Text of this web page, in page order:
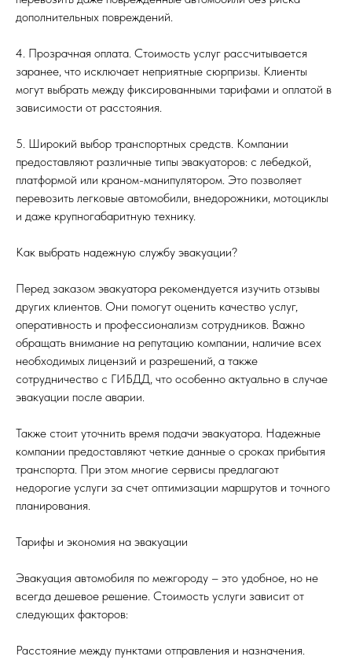
дополнительных повреждений.
4. Прозрачная оплата. Стоимость услуг рассчитывается
заранее, что исключает неприятные сюрпризы. Клиенты
могут выбрать между фиксированными тарифами и оплатой в
зависимости от расстояния.
5. Широкий выбор транспортных средств. Компании
предоставляют различные типы эвакуаторов: с лебедкой,
платформой или краном-манипулятором. Это позволяет
перевозить легковые автомобили, внедорожники, мотоциклы
и даже крупногабаритную технику.
Как выбрать надежную службу эвакуации?
Перед заказом эвакуатора рекомендуется изучить отзывы
других клиентов. Они помогут оценить качество услуг,
оперативность и профессионализм сотрудников. Важно
обращать внимание на репутацию компании, наличие всех
необходимых лицензий и разрешений, а также
сотрудничество с ГИБДД, что особенно актуально в случае
эвакуации после аварии.
Также стоит уточнить время подачи эвакуатора. Надежные
компании предоставляют четкие данные о сроках прибытия
транспорта. При этом многие сервисы предлагают
недорогие услуги за счет оптимизации маршрутов и точного
планирования.
Тарифы и экономия на эвакуации
Эвакуация автомобиля по межгороду – это удобное, но не
всегда дешевое решение. Стоимость услуги зависит от
следующих факторов:
Расстояние между пунктами отправления и назначения.